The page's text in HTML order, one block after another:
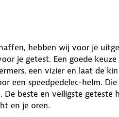
hebben wij voor je
je getest. Een goede keuze
een vizier en laat de
een speedpedelec-helm.
beste en veiligste geteste
en je oren.